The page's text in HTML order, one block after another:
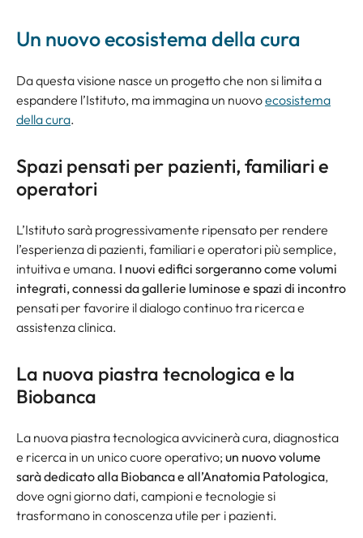
Un nuovo ecosistema della cura
Da questa visione nasce un progetto che non si limita a
espandere l’Istituto, ma immagina un nuovoecosistema
della cura.
Spazi pensati per pazienti, familiari e
operatori
L’Istituto sarà progressivamente ripensato per rendere
l’esperienza di pazienti, familiari e operatori più semplice,
intuitiva e umana. I nuovi edifici sorgeranno come volumi
integrati, connessi da gallerie luminose e spazi di incontro
pensati per favorire il dialogo continuo tra ricerca e
assistenza clinica.
La nuova piastra tecnologica e la
Biobanca
La nuova piastra tecnologica avvicinerà cura, diagnostica
e ricerca in un unico cuore operativo; un nuovo volume
sarà dedicato alla Biobanca e all’Anatomia Patologica,
dove ogni giorno dati, campioni e tecnologie si
trasformano in conoscenza utile per i pazienti.